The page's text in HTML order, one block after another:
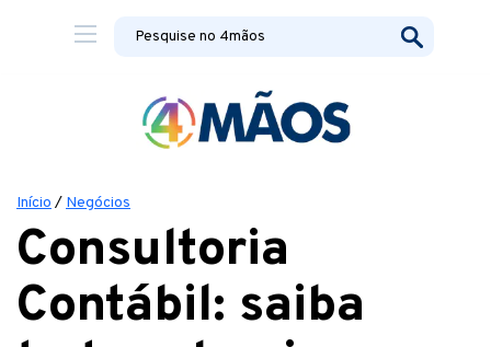
Início / Negócios
Consultoria
Contábil: saiba